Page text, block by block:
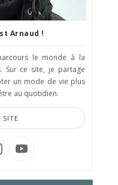
Arnaud !
le monde à la
Sur ce site, je partage
un mode de vie plus
au quotidien.
SITE